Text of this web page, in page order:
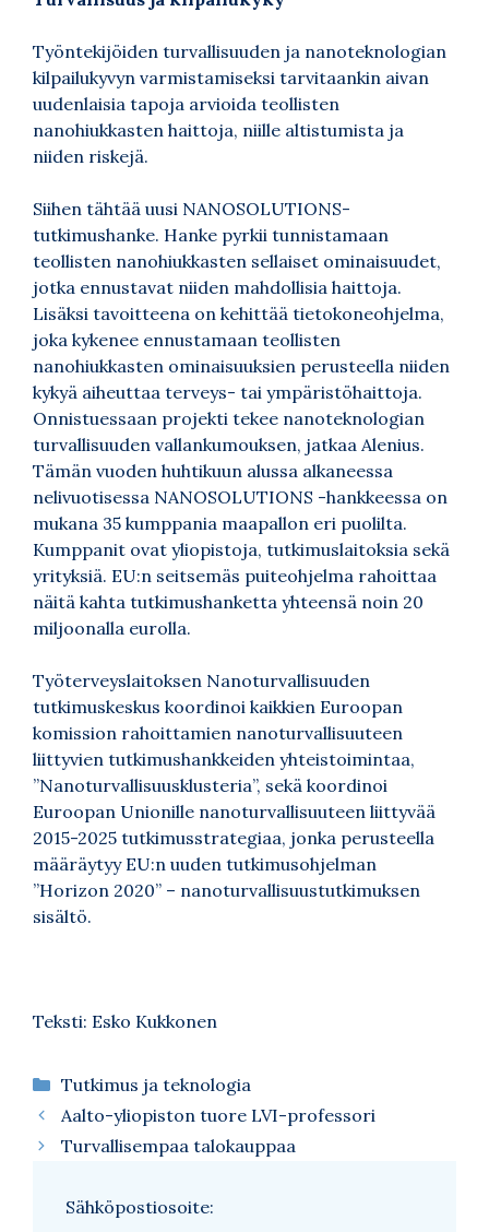
Työntekijöiden turvallisuuden ja nanoteknologian
kilpailukyvyn varmistamiseksi tarvitaankin aivan
uudenlaisia tapoja arvioida teollisten
nanohiukkasten haittoja, niille altistumista ja
niiden riskejä.
Siihen tähtää uusi NANOSOLUTIONS-
tutkimushanke. Hanke pyrkii tunnistamaan
teollisten nanohiukkasten sellaiset ominaisuudet,
jotka ennustavat niiden mahdollisia haittoja.
Lisäksi tavoitteena on kehittää tietokoneohjelma,
joka kykenee ennustamaan teollisten
nanohiukkasten ominaisuuksien perusteella niiden
kykyä aiheuttaa terveys- tai ympäristöhaittoja.
Onnistuessaan projekti tekee nanoteknologian
turvallisuuden vallankumouksen, jatkaa Alenius.
Tämän vuoden huhtikuun alussa alkaneessa
nelivuotisessa NANOSOLUTIONS -hankkeessa on
mukana 35 kumppania maapallon eri puolilta.
Kumppanit ovat yliopistoja, tutkimuslaitoksia sekä
yrityksiä. EU:n seitsemäs puiteohjelma rahoittaa
näitä kahta tutkimushanketta yhteensä noin 20
miljoonalla eurolla.
Työterveyslaitoksen Nanoturvallisuuden
tutkimuskeskus koordinoi kaikkien Euroopan
komission rahoittamien nanoturvallisuuteen
liittyvien tutkimushankkeiden yhteistoimintaa,
”Nanoturvallisuusklusteria”, sekä koordinoi
Euroopan Unionille nanoturvallisuuteen liittyvää
2015-2025 tutkimusstrategiaa, jonka perusteella
määräytyy EU:n uuden tutkimusohjelman
”Horizon 2020” – nanoturvallisuustutkimuksen
sisältö.
Teksti: Esko Kukkonen
Kategoriat
Tutkimus ja teknologia
Aalto-yliopiston tuore LVI-professori
Turvallisempaa talokauppaa
Sähköpostiosoite: